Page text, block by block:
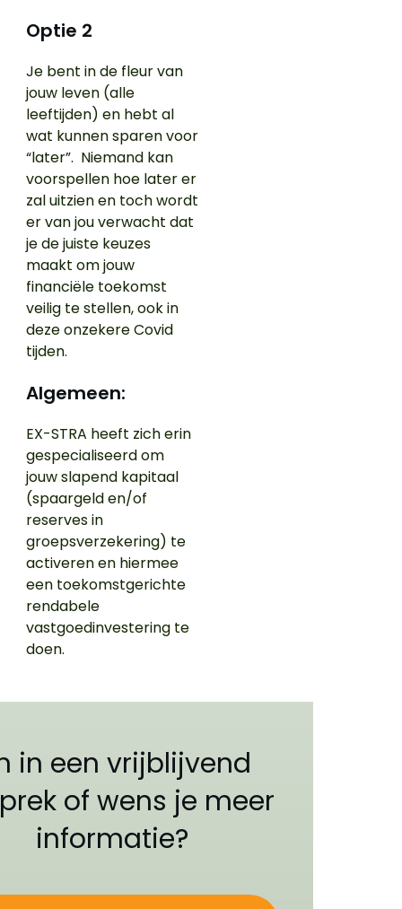
Optie 2
Je bent in de fleur van
jouw leven (alle
leeftijden) en hebt al
wat kunnen sparen voor
“later”. Niemand kan
voorspellen hoe later er
zal uitzien en toch wordt
er van jou verwacht dat
je de juiste keuzes
maakt om jouw
financiële toekomst
veilig te stellen, ook in
deze onzekere Covid
tijden.
Algemeen:
EX-STRA heeft zich erin
gespecialiseerd om
jouw slapend kapitaal
(spaargeld en/of
reserves in
groepsverzekering) te
activeren en hiermee
een toekomstgerichte
rendabele
vastgoedinvestering te
doen.
in een vrijblijvend
of wens je meer
informatie?